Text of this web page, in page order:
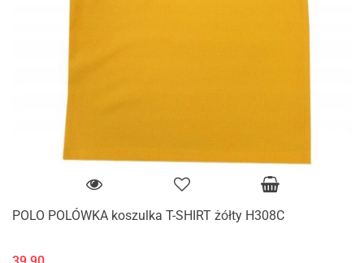
POLO POLÓWKA koszulka T-SHIRT żółty H308C